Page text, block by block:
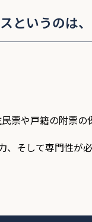
というのは
票や戸籍の附票の
そして専門性が必